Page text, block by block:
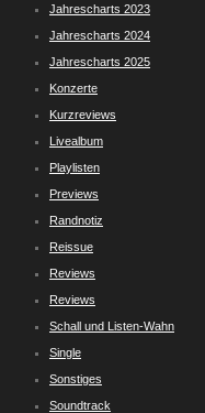
Jahrescharts 2023
Jahrescharts 2024
Jahrescharts 2025
Konzerte
Kurzreviews
Livealbum
Playlisten
Previews
Randnotiz
Reissue
Reviews
Reviews
Schall und Listen-Wahn
Single
Sonstiges
Soundtrack